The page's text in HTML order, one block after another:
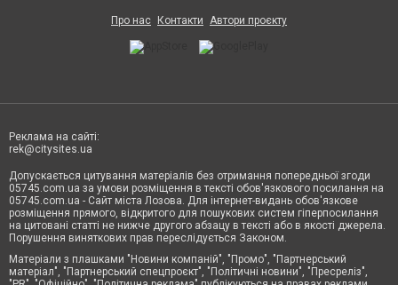
Про нас Контакти Автори проєкту
Реклама на сайті:
rek@citysites.ua
Допускається цитування матеріалів без отримання попередньої згоди
05745.com.ua за умови розміщення в тексті обов'язкового посилання на
05745.com.ua - Сайт міста Лозова. Для інтернет-видань обов'язкове
розміщення прямого, відкритого для пошукових систем гіперпосилання
на цитовані статті не нижче другого абзацу в тексті або в якості джерела.
Порушення виняткових прав переслідується Законом.
Матеріали з плашками "Новини компаній", "Промо", "Партнерський
матеріал", "Партнерський спецпроєкт", "Політичні новини", "Пресреліз",